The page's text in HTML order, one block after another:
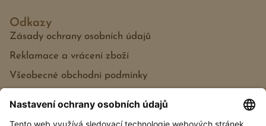
Odkazy
Zásady ochrany osobních údajů
Reklamace a vrácení zboží
Všeobecné obchodní podmínky